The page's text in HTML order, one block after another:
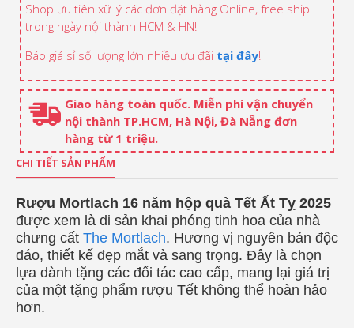
Shop ưu tiên xữ lý các đơn đặt hàng Online, free ship
trong ngày nội thành HCM & HN!
Báo giá sỉ số lượng lớn nhiều ưu đãi tại đây!
Giao hàng toàn quốc. Miễn phí vận chuyển
nội thành TP.HCM, Hà Nội, Đà Nẵng đơn
hàng từ 1 triệu.
CHI TIẾT SẢN PHẨM
Rượu Mortlach 16 năm hộp quà Tết Ất Tỵ 2025
được xem là di sản khai phóng tinh hoa của nhà
chưng cất The Mortlach. Hương vị nguyên bản độc
đáo, thiết kế đẹp mắt và sang trọng. Đây là chọn
lựa dành tặng các đối tác cao cấp, mang lại giá trị
của một tặng phẩm rượu Tết không thể hoàn hảo
hơn.